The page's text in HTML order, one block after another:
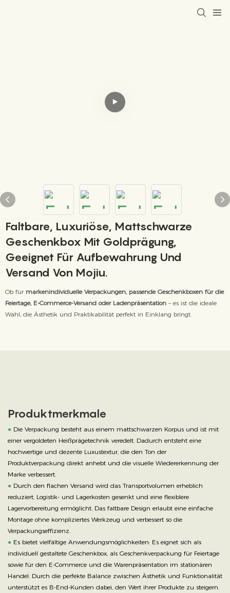
Faltbare, Luxuriöse, Mattschwarze
Geschenkbox Mit Goldprägung,
Geeignet Für Aufbewahrung Und
Versand Von Mojiu.
Ob für markenindividuelle Verpackungen, passende Geschenkboxen für die
Feiertage, E-Commerce-Versand oder Ladenpräsentation – es ist die ideale
Wahl, die Ästhetik und Praktikabilität perfekt in Einklang bringt.
Produktmerkmale
● Die Verpackung besteht aus einem mattschwarzen Korpus und ist mit
einer vergoldeten Heißprägetechnik veredelt. Dadurch entsteht eine
hochwertige und dezente Luxustextur, die den Ton der
Produktverpackung direkt anhebt und die visuelle Wiedererkennung der
Marke verbessert.
● Durch den flachen Versand wird das Transportvolumen erheblich
reduziert, Logistik- und Lagerkosten gesenkt und eine flexiblere
Lagervorbereitung ermöglicht. Das faltbare Design erlaubt eine einfache
Montage ohne kompliziertes Werkzeug und verbessert so die
Verpackungseffizienz.
● Es bietet vielfältige Anwendungsmöglichkeiten: Es eignet sich als
individuell gestaltete Geschenkbox, als Geschenkverpackung für Feiertage
sowie für den E-Commerce und die Warenpräsentation im stationären
Handel. Durch die perfekte Balance zwischen Ästhetik und Funktionalität
unterstützt es B-End-Kunden dabei, den Wert ihrer Produkte zu steigern.